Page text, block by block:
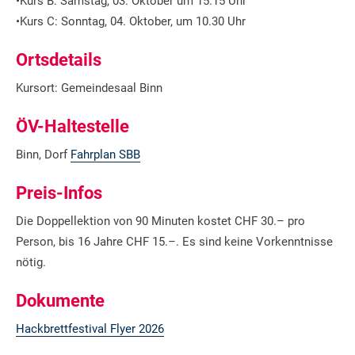
•Kurs C: Sonntag, 04. Oktober, um 10.30 Uhr
Ortsdetails
Kursort: Gemeindesaal Binn
ÖV-Haltestelle
Binn, Dorf Fahrplan SBB
Preis-Infos
Die Doppellektion von 90 Minuten kostet CHF 30.– pro
Person, bis 16 Jahre CHF 15.–. Es sind keine Vorkenntnisse
nötig.
Dokumente
Hackbrettfestival Flyer 2026